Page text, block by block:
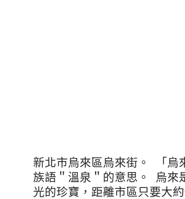
新北市烏來區烏來街。 「烏
族語＂溫泉＂的意思。 烏來
光的珍寶，距離市區只要大